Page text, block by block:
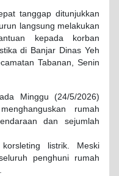
tanggap ditunjukkan
langsung melakukan
kepada korban
di Banjar Dinas Yeh
Tabanan, Senin
Minggu (24/5/2026)
rumah
dan sejumlah
listrik. Meski
penghuni rumah